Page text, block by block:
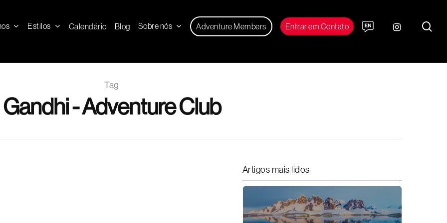
Estilos Calendário Blog Sobre nós Adventure Members Entrar em Contato instagram
Tag
Gandhi - Adventure Club
Artigos mais lidos